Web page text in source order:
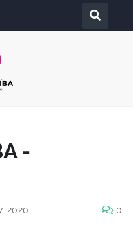
-
2020 0